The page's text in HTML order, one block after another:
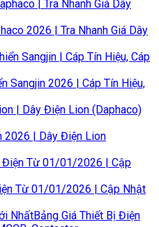
2026 | Tra Nhanh Giá Dây
Sangjin 2026 | Cáp Tín Hiệu,
2026 | Dây Điện Lion
Từ 01/01/2026 | Cập Nhật
Bảng Giá Thiết Bị Điện